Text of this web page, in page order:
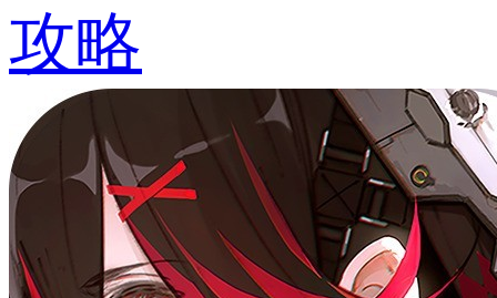
攻略